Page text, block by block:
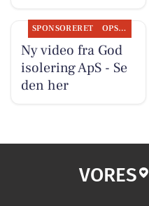
SPONSORERET OPSLAGSTAVLEN
Ny video fra God
isolering ApS - Se
den her
VORES